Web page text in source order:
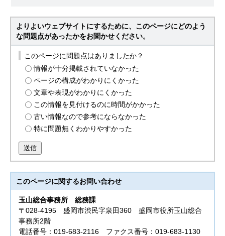
よりよいウェブサイトにするために、このページにどのよう
な問題点があったかをお聞かせください。
このページに問題点はありましたか？
情報が十分掲載されていなかった
ページの構成がわかりにくかった
文章や表現がわかりにくかった
この情報を見付けるのに時間がかかった
古い情報なので参考にならなかった
特に問題無くわかりやすかった
送信
このページに関するお問い合わせ
玉山総合事務所総務課
〒028-4195 盛岡市渋民字泉田360 盛岡市役所玉山総合
事務所2階
電話番号：019-683-2116 ファクス番号：019-683-1130